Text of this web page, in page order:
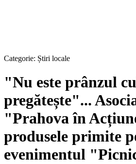
Categorie: Știri locale
"Nu este prânzul
pregătește"...
"Prahova în
produsele primite
evenimentul